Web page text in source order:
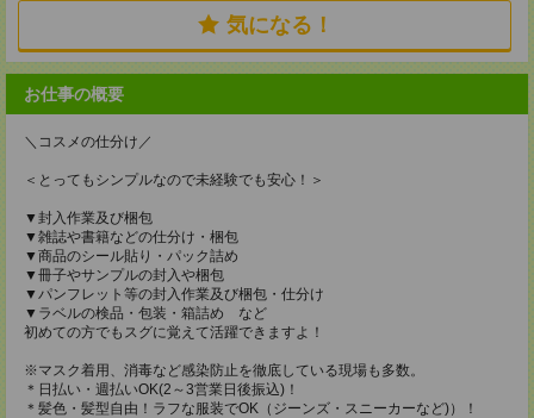
気になる！
お仕事の概要
＼コスメの仕分け／
＜とってもシンプルなので未経験でも安心！＞
▼封入作業及び梱包
▼雑誌や書籍などの仕分け・梱包
▼商品のシール貼り・パック詰め
▼冊子やサンプルの封入や梱包
▼パンフレット等の封入作業及び梱包・仕分け
▼ラベルの検品・包装・箱詰め など
初めての方でもスグに覚えて活躍できますよ！
※マスク着用、消毒など感染防止を徹底している現場も多数。
＊日払い・週払いOK(2～3営業日後振込)！
＊髪色・髪型自由！ラフな服装でOK（ジーンズ・スニーカーなど)）！